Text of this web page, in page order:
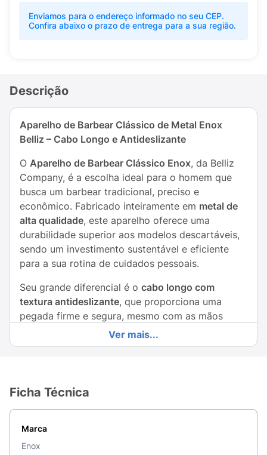
Enviamos para o endereço informado no seu CEP.
Confira abaixo o prazo de entrega para a sua região.
Descrição
Aparelho de Barbear Clássico de Metal Enox
Belliz – Cabo Longo e Antideslizante
O Aparelho de Barbear Clássico Enox, da Belliz
Company, é a escolha ideal para o homem que
busca um barbear tradicional, preciso e
econômico. Fabricado inteiramente em metal de
alta qualidade, este aparelho oferece uma
durabilidade superior aos modelos descartáveis,
sendo um investimento sustentável e eficiente
para a sua rotina de cuidados pessoais.
Seu grande diferencial é o cabo longo com
textura antideslizante, que proporciona uma
pegada firme e segura, mesmo com as mãos
molhadas, garantindo total controle dos
movimentos. O design clássico permite um corte
Compatível com lâminas de barbear universais
o dia a dia.
Principais Benefícios:
Ver mais...
Ficha Técnica
Marca
Enox